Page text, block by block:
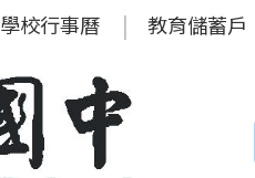
學校行事曆 教育儲蓄戶